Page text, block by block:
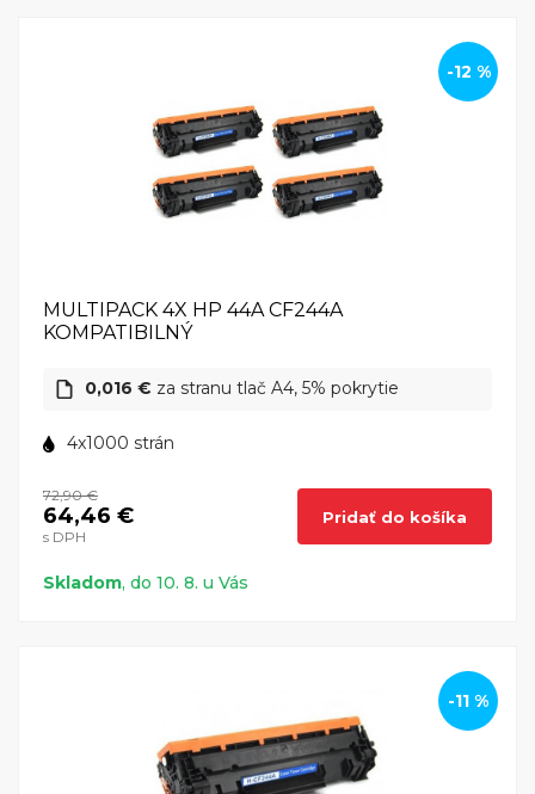
-12 %
MULTIPACK 4X HP 44A CF244A
KOMPATIBILNÝ
0,016 € za stranu tlač A4, 5% pokrytie
4x1000 strán
72,90 €
64,46 €
s DPH
Pridať do košíka
Skladom, do 10. 8. u Vás
-11 %